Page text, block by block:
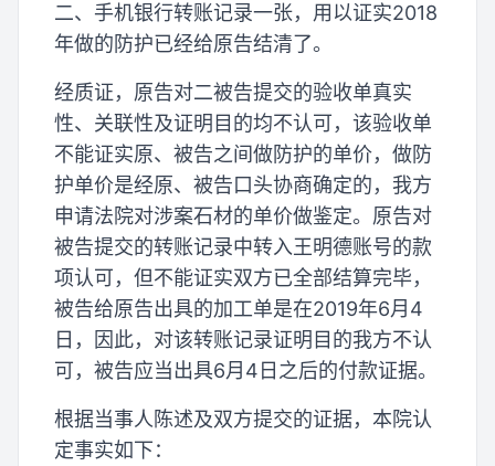
二、手机银行转账记录一张，用以证实2018
年做的防护已经给原告结清了。
经质证，原告对二被告提交的验收单真实
性、关联性及证明目的均不认可，该验收单
不能证实原、被告之间做防护的单价，做防
护单价是经原、被告口头协商确定的，我方
申请法院对涉案石材的单价做鉴定。原告对
被告提交的转账记录中转入王明德账号的款
项认可，但不能证实双方已全部结算完毕，
被告给原告出具的加工单是在2019年6月4
日，因此，对该转账记录证明目的我方不认
可，被告应当出具6月4日之后的付款证据。
根据当事人陈述及双方提交的证据，本院认
定事实如下：